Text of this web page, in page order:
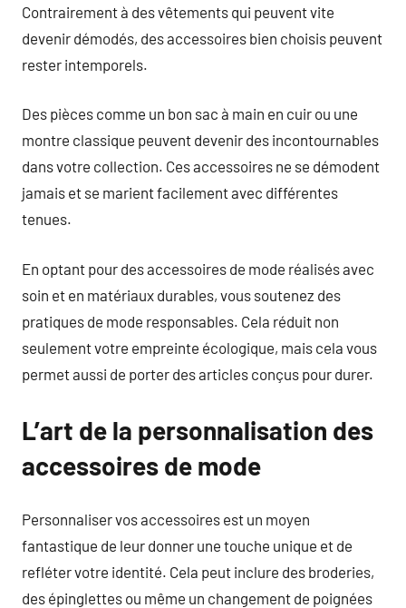
Contrairement à des vêtements qui peuvent vite
devenir démodés, des accessoires bien choisis peuvent
rester intemporels.
Des pièces comme un bon sac à main en cuir ou une
montre classique peuvent devenir des incontournables
dans votre collection. Ces accessoires ne se démodent
jamais et se marient facilement avec différentes
tenues.
En optant pour des accessoires de mode réalisés avec
soin et en matériaux durables, vous soutenez des
pratiques de mode responsables. Cela réduit non
seulement votre empreinte écologique, mais cela vous
permet aussi de porter des articles conçus pour durer.
L’art de la personnalisation des
accessoires de mode
Personnaliser vos accessoires est un moyen
fantastique de leur donner une touche unique et de
refléter votre identité. Cela peut inclure des broderies,
des épinglettes ou même un changement de poignées